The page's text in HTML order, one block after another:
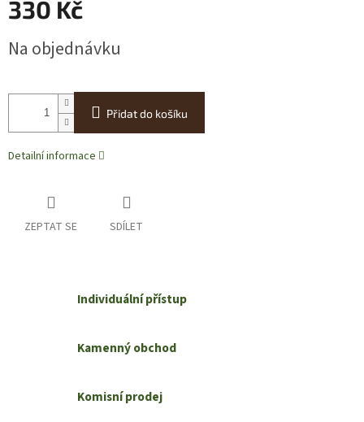
330 Kč
cena:
Na objednávku
Přidat do košíku
Detailní informace
ZEPTAT SE SDÍLET
Individuální přístup
Kamenný obchod
Komisní prodej